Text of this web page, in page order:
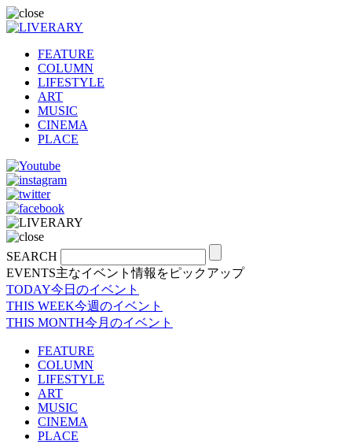
FEATURE
COLUMN
LIFESTYLE
ART
MUSIC
CINEMA
PLACE
SEARCH
EVENTS主なイベント情報をピックアップ
TODAY今日のイベント
THIS WEEK今週のイベント
THIS MONTH今月のイベント
FEATURE
COLUMN
LIFESTYLE
ART
MUSIC
CINEMA
PLACE